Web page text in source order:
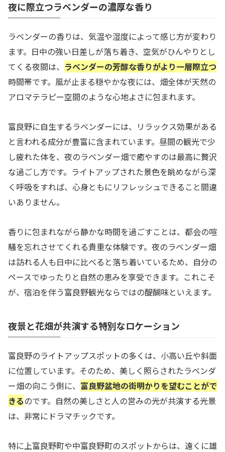
夜に際立つラベンダーの濃厚な香り
ラベンダーの香りは、気温や湿度によって感じ方が変わり
ます。日中の強い日差しが落ち着き、空気がひんやりとし
てくる夜間は、 ラベンダーの芳醇な香りがより一層際立つ
時間帯です。風が止まる穏やかな夜には、畑全体が天然の
アロマテラピー空間のような心地よさに包まれます。
富良野に自生するラベンダーには、リラックス効果がある
と言われる成分が豊富に含まれています。昼間の観光で少
し疲れた体を、夜のラベンダー畑で癒やすのは最高に贅沢
な過ごし方です。ライトアップされた景色を眺めながら深
く呼吸をすれば、心身ともにリフレッシュできること間違
いありません。
香りに包まれながら静かな時間を過ごすことは、都会の喧
騒を忘れさせてくれる貴重な体験です。夜のラベンダー畑
は訪れる人も日中に比べると落ち着いているため、自分の
ペースでゆったりと自然の恵みを享受できます。これこそ
が、宿泊を伴う富良野観光ならではの醍醐味といえます。
夜景と花畑が共演する特別なロケーション
富良野のライトアップスポットの多くは、小高い丘や斜面
に位置しています。そのため、美しく照らされたラベンダ
ー畑の向こう側に、 富良野盆地の街明かりを望むことがで
きるのです。自然の美しさと人の営みの光が共演する光景
は、非常にドラマチックです。
特に上富良野町や中富良野町のスポットからは、遠くに雄